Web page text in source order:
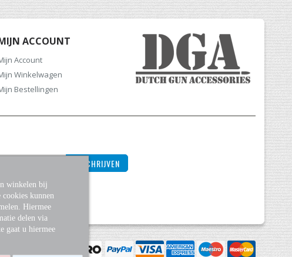
ACCOUNT
Account
Winkelwagen
Bestellingen
INSCHRIJVEN
winkelen bij
kunnen
Hiermee
delen via
gaat u hiermee